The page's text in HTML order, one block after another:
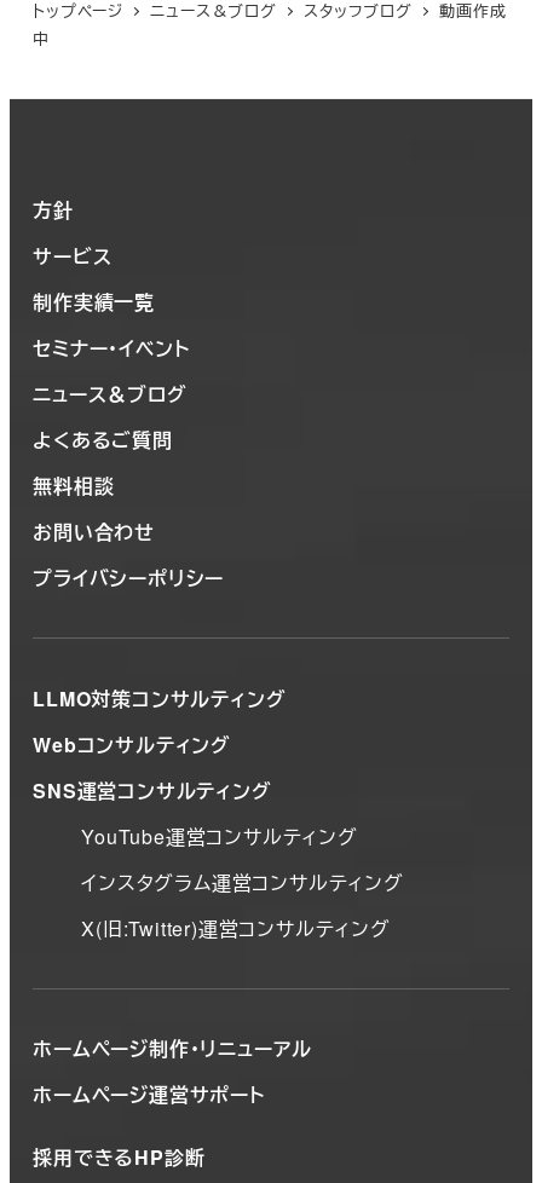
トップページ ニュース＆ブログ スタッフブログ
動画作成
中
方針
サービス
制作実績一覧
セミナー・イベント
ニュース＆ブログ
よくあるご質問
無料相談
お問い合わせ
プライバシーポリシー
LLMO対策コンサルティング
Webコンサルティング
SNS運営コンサルティング
YouTube運営コンサルティング
インスタグラム運営コンサルティング
X(旧:Twitter)運営コンサルティング
ホームページ制作・リニューアル
ホームページ運営サポート
採用できるHP診断